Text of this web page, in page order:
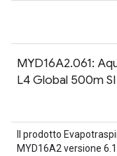
MYD16A2.061:
L4 Global 500m
Il prodotto
MYD16A2 versione